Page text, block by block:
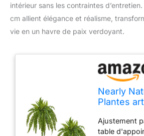
intérieur sans les contraintes
cm allient élégance et réalisme,
vie en un havre de paix verdoyant.
Nearly
Plantes
Ajustement
table